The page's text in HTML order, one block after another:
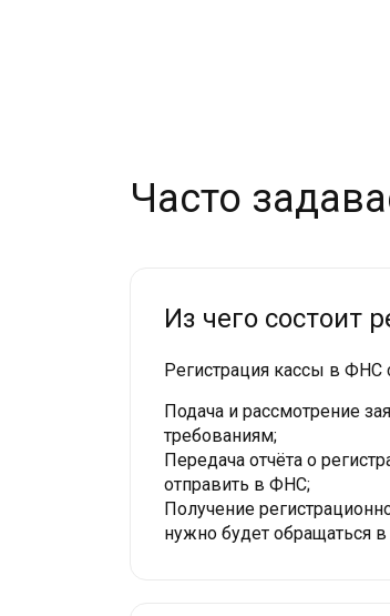
Часто
Из чего состоит
Регистрация кассы в ФНС
Подача и рассмотрение
требованиям;
Передача отчёта о
отправить в ФНС;
Получение
нужно будет обращаться